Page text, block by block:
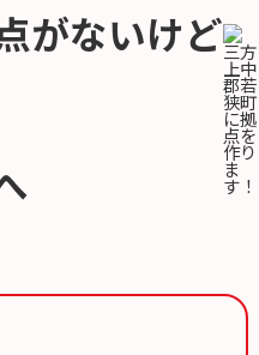
がないけど